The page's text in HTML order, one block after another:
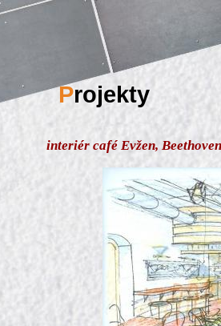
Projekty
interiér café Evžen,